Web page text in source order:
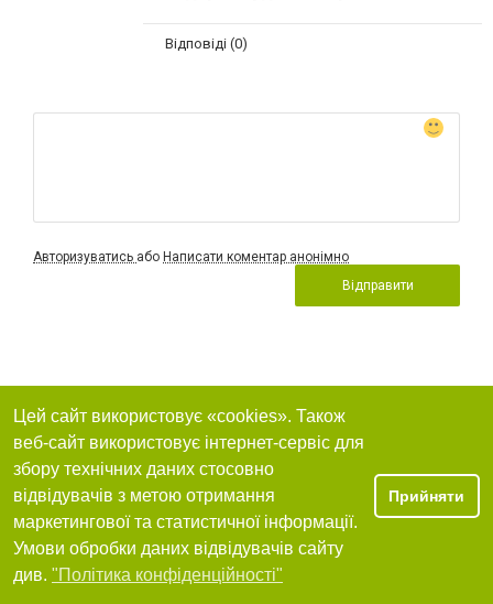
Відповіді (0)
Авторизуватись або Написати коментар анонімно
Відправити
Цей сайт використовує «cookies». Також
веб-сайт використовує інтернет-сервіс для
збору технічних даних стосовно
відвідувачів з метою отримання
маркетингової та статистичної інформації.
Умови обробки даних відвідувачів сайту
див. "Політика конфіденційності"
Прийняти